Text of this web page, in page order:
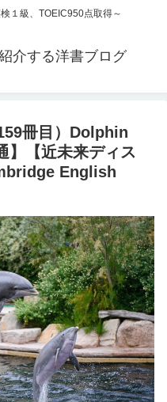
１級、TOEIC950点取得～
介する洋書ブログ
冊目）Dolphin
】【近未来ディス
English